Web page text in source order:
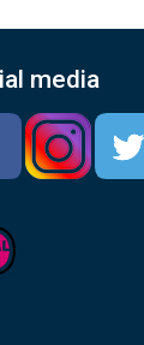
media